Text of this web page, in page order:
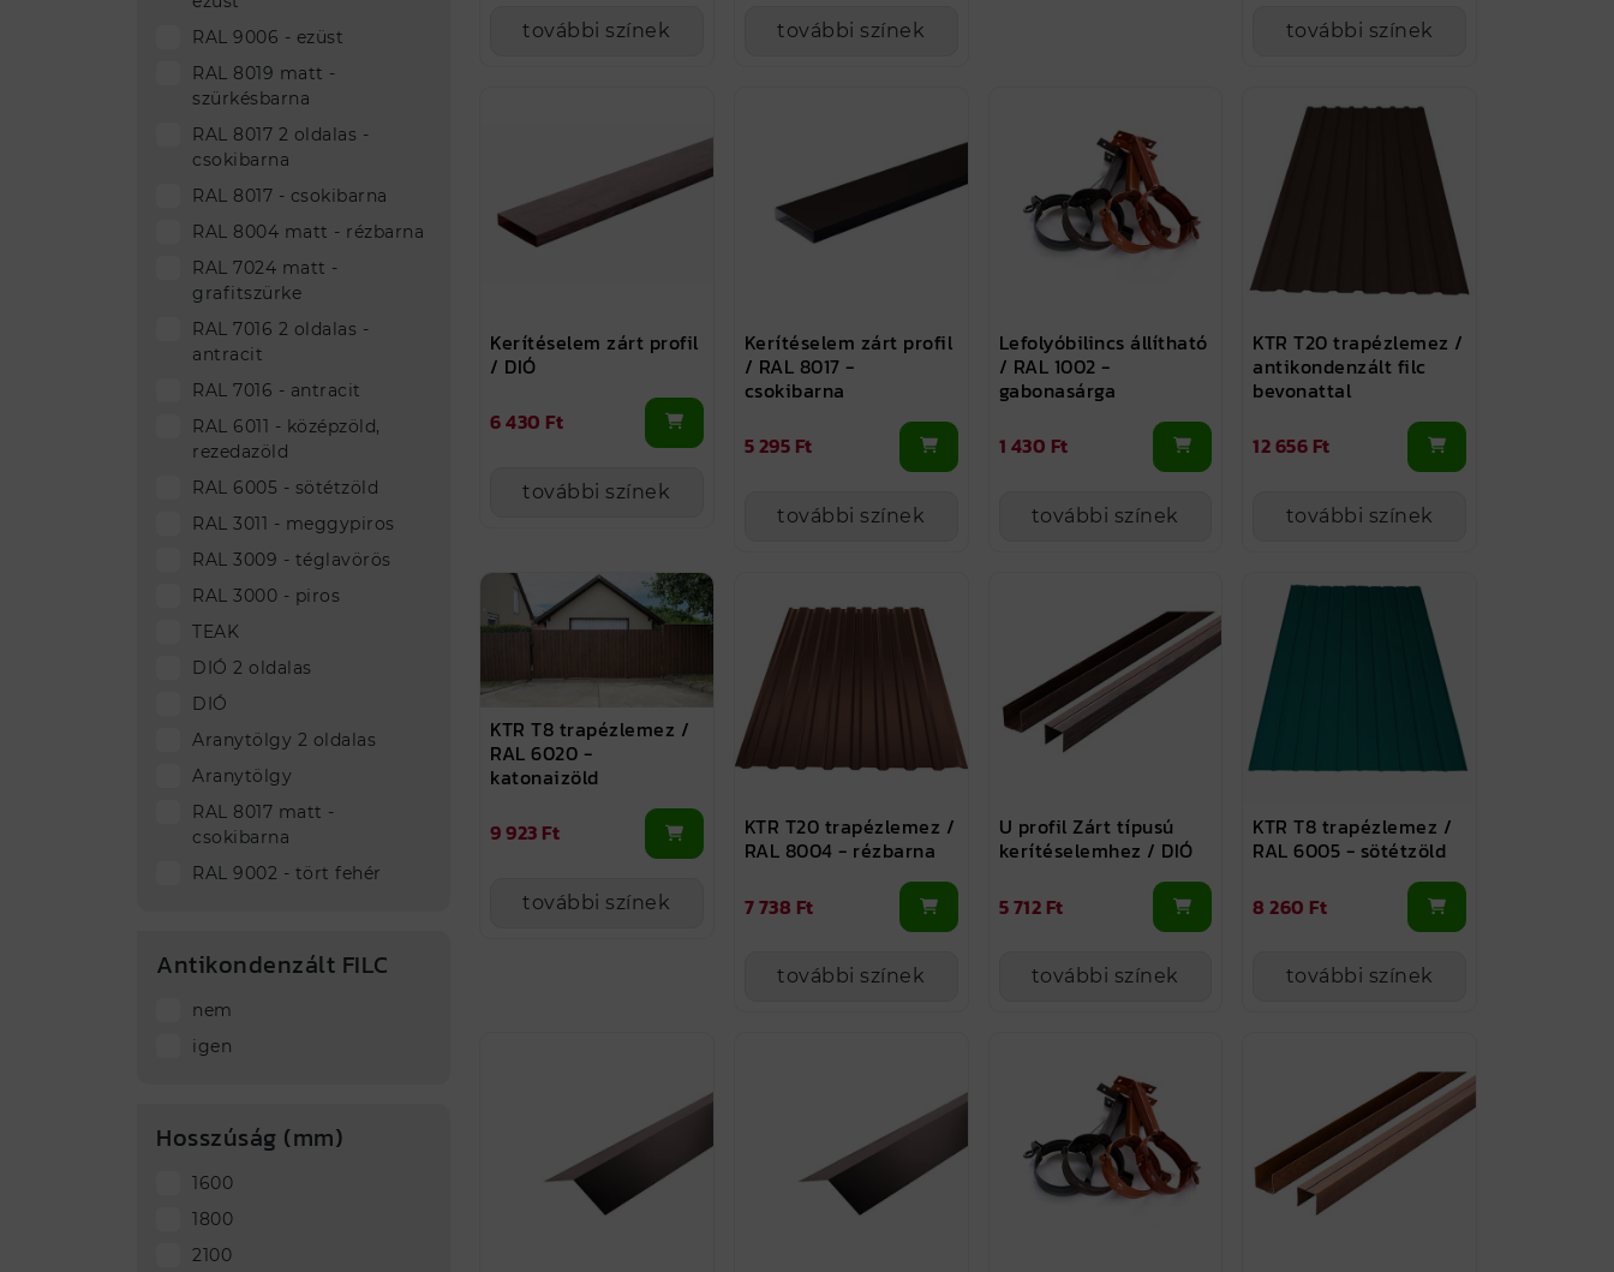
RAL 9006 - ezüst
RAL 8019 matt -
szürkésbarna
RAL 8017 2 oldalas -
csokibarna
RAL 8017 - csokibarna
RAL 8004 matt - rézbarna
RAL 7024 matt -
grafitszürke
RAL 7016 2 oldalas -
antracit
RAL 7016 - antracit
RAL 6011 - középzöld,
rezedazöld
RAL 6005 - sötétzöld
RAL 3011 - meggypiros
RAL 3009 - téglavörös
RAL 3000 - piros
TEAK
DIÓ 2 oldalas
DIÓ
Aranytölgy 2 oldalas
Aranytölgy
RAL 8017 matt -
csokibarna
RAL 9002 - tört fehér
Antikondenzált FILC
nem
igen
Hosszúság (mm)
1600
1800
2100
további színek további színek további színek
Kerítéselem zárt profil
/ DIÓ
6 430 Ft
további színek
Kerítéselem zárt profil
/ RAL 8017 -
csokibarna
5 295 Ft
további színek
Lefolyóbilincs állítható
/ RAL 1002 -
gabonasárga
1 430 Ft
további színek
KTR T20 trapézlemez /
antikondenzált filc
bevonattal
12 656 Ft
további színek
KTR T8 trapézlemez /
RAL 6020 -
katonaizöld
9 923 Ft
további színek
KTR T20 trapézlemez /
RAL 8004 - rézbarna
7 738 Ft
további színek
U profil Zárt típusú
kerítéselemhez / DIÓ
5 712 Ft
további színek
KTR T8 trapézlemez /
RAL 6005 - sötétzöld
8 260 Ft
további színek